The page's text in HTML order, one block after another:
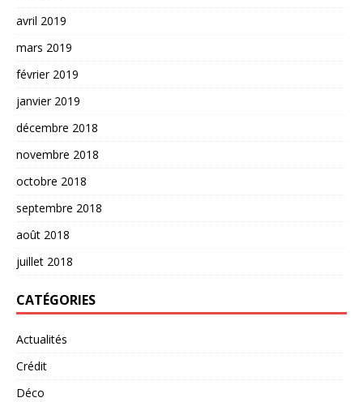
avril 2019
mars 2019
février 2019
janvier 2019
décembre 2018
novembre 2018
octobre 2018
septembre 2018
août 2018
juillet 2018
CATÉGORIES
Actualités
Crédit
Déco